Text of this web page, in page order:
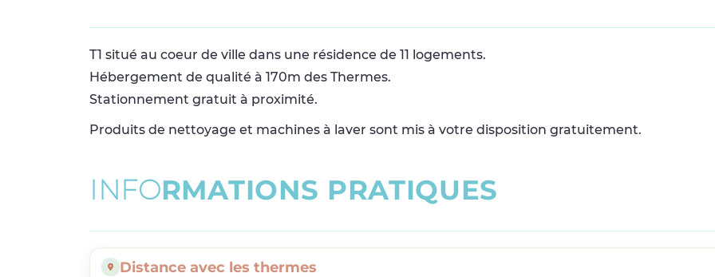
T1 situé au coeur de ville dans une résidence de 11 logements.
Hébergement de qualité à 170m des Thermes.
Stationnement gratuit à proximité.
Produits de nettoyage et machines à laver sont mis à votre disposition gratuitement.
INFORMATIONS PRATIQUES
Distance avec les thermes